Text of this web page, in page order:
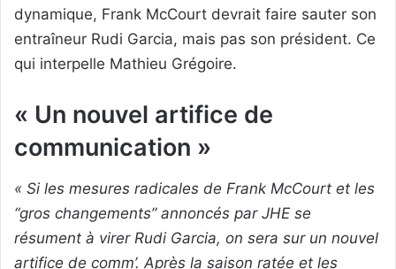
dynamique, Frank McCourt devrait faire sauter son
entraîneur Rudi Garcia, mais pas son président. Ce
qui interpelle Mathieu Grégoire.
« Un nouvel artifice de
communication »
« Si les mesures radicales de Frank McCourt et les
“gros changements” annoncés par JHE se
résument à virer Rudi Garcia, on sera sur un nouvel
artifice de comm’. Après la saison ratée et les